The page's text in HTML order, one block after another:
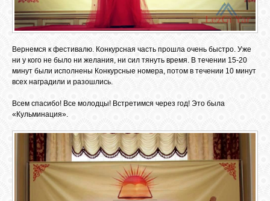
Вернемся к фестивалю. Конкурсная часть прошла очень быстро. Уже
ни у кого не было ни желания, ни сил тянуть время. В течении 15-20
минут были исполнены Конкурсные номера, потом в течении 10 минут
всех наградили и разошлись.
Всем спасибо! Все молодцы! Встретимся через год! Это была
«Кульминация».